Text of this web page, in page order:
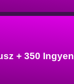
+ 350